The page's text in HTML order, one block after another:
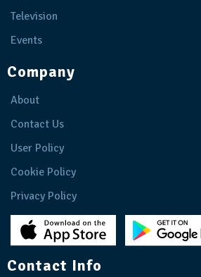
Television
Events
Company
About
Contact Us
User Policy
Cookie Policy
Privacy Policy
Contact Info